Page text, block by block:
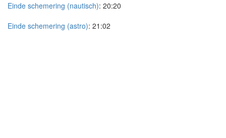
Einde schemering (nautisch): 20:20
Einde schemering (astro): 21:02